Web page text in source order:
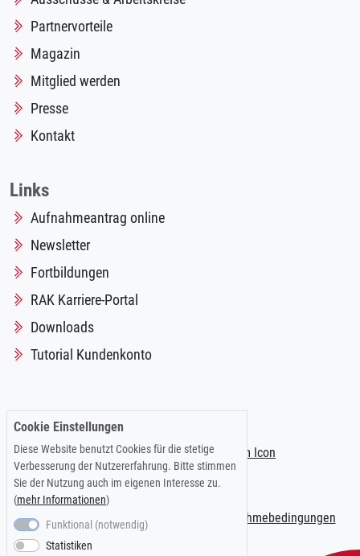
Partnervorteile
Magazin
Mitglied werden
Presse
Kontakt
Links
Aufnahmeantrag online
Newsletter
Fortbildungen
RAK Karriere-Portal
Downloads
Tutorial Kundenkonto
Impressum |Datenschutzerklärung Teilnahmebedingungen
Cookie Einstellungen
Diese Website benutzt Cookies für die stetige
Verbesserung der Nutzererfahrung. Bitte stimmen
Sie der Nutzung auch im eigenen Interesse zu.
(mehr Informationen)
Funktional (notwendig)
Statistiken